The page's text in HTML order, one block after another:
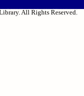
All Rights Reserved.